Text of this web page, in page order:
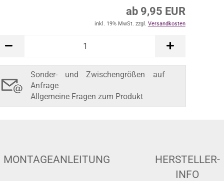
ab 9,95 EUR
inkl. 19% MwSt. zzgl. Versandkosten
Sonder- und Zwischengrößen auf
Anfrage
Allgemeine Fragen zum Produkt
MONTAGEANLEITUNG
HERSTELLER-
INFO